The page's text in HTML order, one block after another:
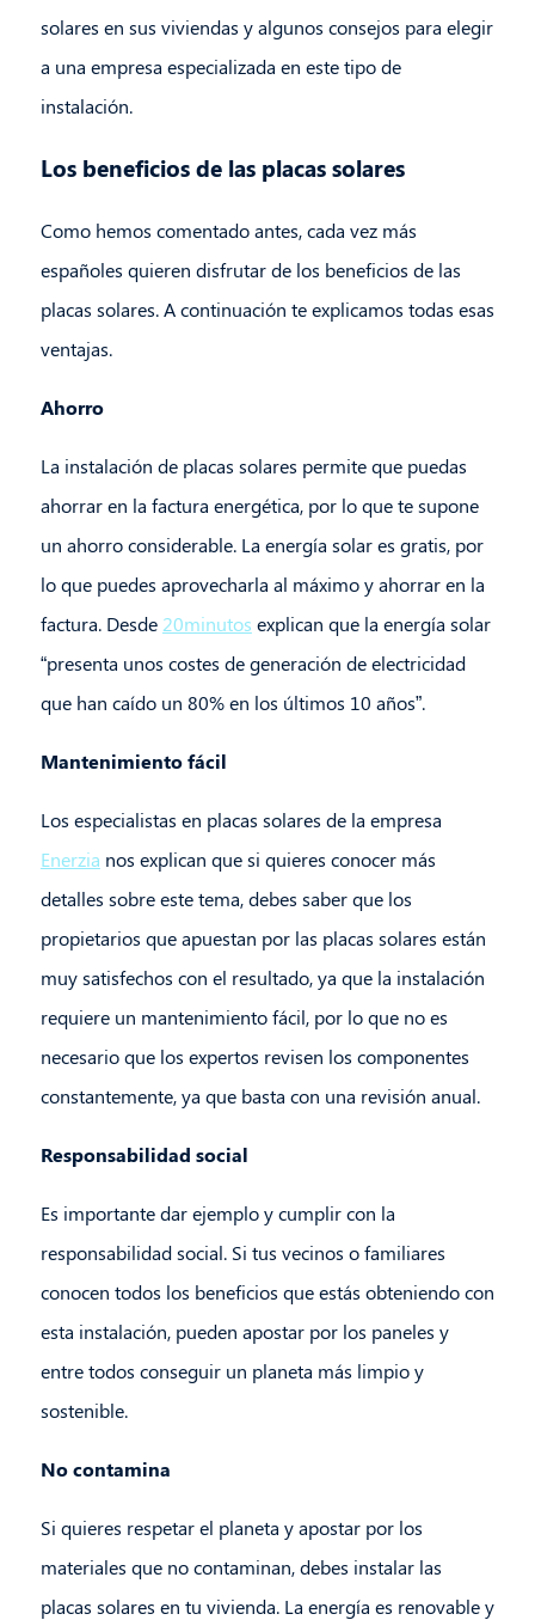
solares en sus viviendas y algunos consejos para elegir
a una empresa especializada en este tipo de
instalación.
Los beneficios de las placas solares
Como hemos comentado antes, cada vez más
españoles quieren disfrutar de los beneficios de las
placas solares. A continuación te explicamos todas esas
ventajas.
Ahorro
La instalación de placas solares permite que puedas
ahorrar en la factura energética, por lo que te supone
un ahorro considerable. La energía solar es gratis, por
lo que puedes aprovecharla al máximo y ahorrar en la
factura. Desde 20minutos explican que la energía solar
“presenta unos costes de generación de electricidad
que han caído un 80% en los últimos 10 años”.
Mantenimiento fácil
Los especialistas en placas solares de la empresa
Enerzia nos explican que si quieres conocer más
detalles sobre este tema, debes saber que los
propietarios que apuestan por las placas solares están
muy satisfechos con el resultado, ya que la instalación
requiere un mantenimiento fácil, por lo que no es
necesario que los expertos revisen los componentes
constantemente, ya que basta con una revisión anual.
Responsabilidad social
Es importante dar ejemplo y cumplir con la
responsabilidad social. Si tus vecinos o familiares
conocen todos los beneficios que estás obteniendo con
esta instalación, pueden apostar por los paneles y
entre todos conseguir un planeta más limpio y
sostenible.
No contamina
Si quieres respetar el planeta y apostar por los
materiales que no contaminan, debes instalar las
placas solares en tu vivienda. La energía es renovable y